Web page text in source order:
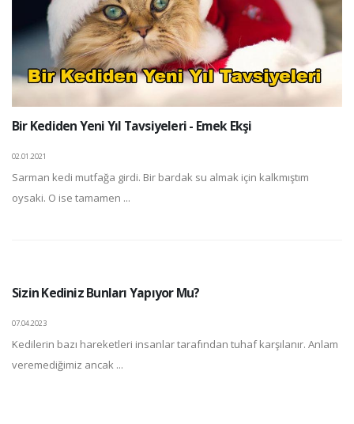
Bir Kediden Yeni Yıl Tavsiyeleri - Emek Ekşi
02.01.2021
Sarman kedi mutfağa girdi. Bir bardak su almak için kalkmıştım
oysaki. O ise tamamen ...
Sizin Kediniz Bunları Yapıyor Mu?
07.04.2023
Kedilerin bazı hareketleri insanlar tarafından tuhaf karşılanır. Anlam
veremediğimiz ancak ...